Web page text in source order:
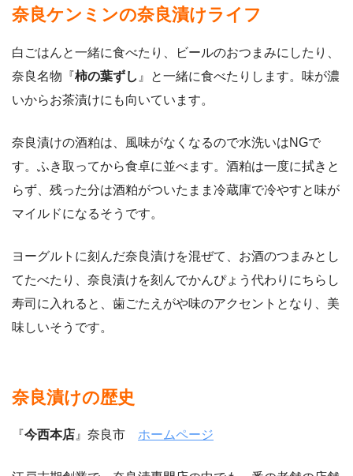
奈良ケンミンの奈良漬けライフ
白ごはんと一緒に食べたり、ビールのおつまみにしたり、
奈良名物『柿の葉ずし 』と一緒に食べたりします。味が濃
いからお茶漬けにも向いています。
奈良漬けの酒粕は、風味がなくなるので水洗いはNGで
す。ふき取ってから食卓に並べます。酒粕は一度に拭きと
らず、残った分は酒粕がついたまま冷蔵庫で冷やすと味が
マイルドになるそうです。
ヨーグルトに刻んだ奈良漬けを混ぜて、お酒のつまみとし
てたべたり、奈良漬けを刻んでかんぴょう代わりにちらし
寿司に入れると、歯ごたえがや味のアクセントとなり、美
味しいそうです。
奈良漬けの歴史
『今西本店 』奈良市 ホームページ